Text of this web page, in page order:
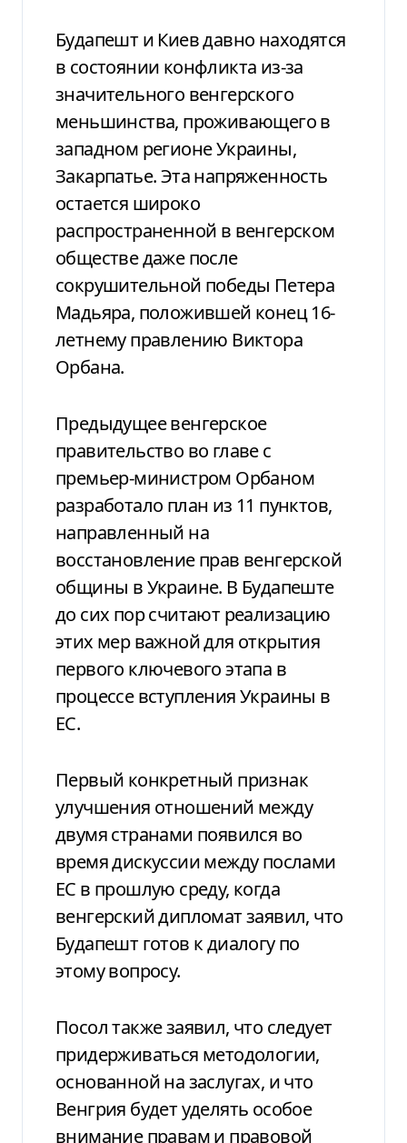
Будапешт и Киев давно находятся
в состоянии конфликта из-за
значительного венгерского
меньшинства, проживающего в
западном регионе Украины,
Закарпатье. Эта напряженность
остается широко
распространенной в венгерском
обществе даже после
сокрушительной победы Петера
Мадьяра, положившей конец 16-
летнему правлению Виктора
Орбана.
Предыдущее венгерское
правительство во главе с
премьер-министром Орбаном
разработало план из 11 пунктов,
направленный на
восстановление прав венгерской
общины в Украине. В Будапеште
до сих пор считают реализацию
этих мер важной для открытия
первого ключевого этапа в
процессе вступления Украины в
ЕС.
Первый конкретный признак
улучшения отношений между
двумя странами появился во
время дискуссии между послами
ЕС в прошлую среду, когда
венгерский дипломат заявил, что
Будапешт готов к диалогу по
этому вопросу.
Посол также заявил, что следует
придерживаться методологии,
основанной на заслугах, и что
Венгрия будет уделять особое
внимание правам и правовой